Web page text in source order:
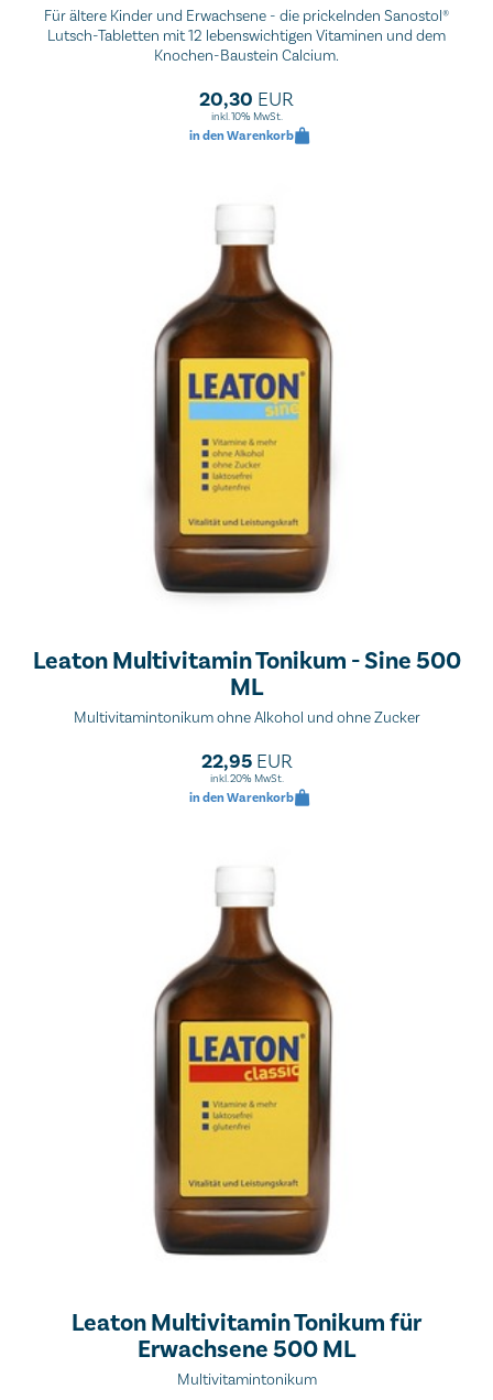
Für ältere Kinder und Erwachsene - die prickelnden Sanostol®
Lutsch-Tabletten mit 12 lebenswichtigen Vitaminen und dem
Knochen-Baustein Calcium.
20,30 EUR
inkl. 10% MwSt.
in den Warenkorb
Leaton Multivitamin Tonikum - Sine 500
ML
Multivitamintonikum ohne Alkohol und ohne Zucker
22,95EUR
inkl. 20% MwSt.
in den Warenkorb
Leaton Multivitamin Tonikum für
Erwachsene 500 ML
Multivitamintonikum